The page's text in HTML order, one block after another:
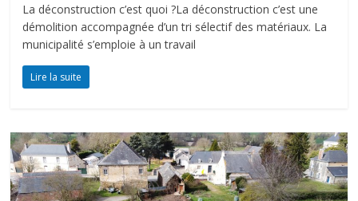
La déconstruction c’est quoi ?La déconstruction c’est une
démolition accompagnée d’un tri sélectif des matériaux. La
municipalité s’emploie à un travail
Lire la suite